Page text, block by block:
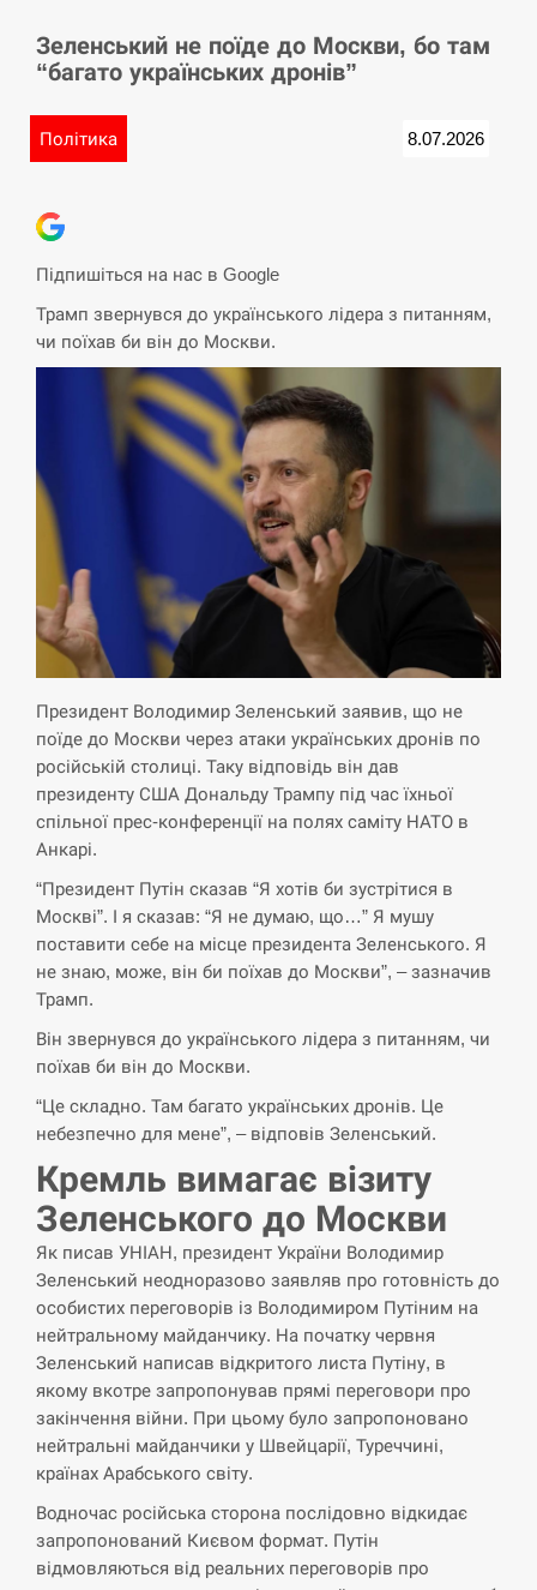
15:40
У Німеччині удар блискавки розділив навпіл
місто в Баварії
СЕРПЕНЬ
СЕРПЕНЬ
15:10
Іспанія попросила партнерів не критикувати
Марокко через міграційну кризу –…
СЕРПЕНЬ
15:00
РФ провела новий раунд таємних зустрічей з
Європою щодо війни…
СЕРПЕНЬ
14:53
Экс-послу в США Стефанишиной вручили новое
подозрение и избирают меру…
СЕРПЕНЬ
14:40
У Росії розгортається ракетний підрозділ КНДР –
Reuters
СЕРПЕНЬ
14:23
хотя у партнеров они…
СЕРПЕНЬ
У Румунії затоплять чотири баржі для
В Москве пожаловались на “кратный рост” атак
СЕРПЕНЬ
13:40
Біля українського літака в аеропорту Лейпцига
виявили дрон, ймовірно, з…
СЕРПЕНЬ
13:23
“Они должны быть уничтожены”: в МИДе
ответили, как отреагируют на…
СЕРПЕНЬ
13:10
Тайвань проводить найбільші військові
навчання на тлі загрози вторгнення з…
Зеленський не поїде до Москви, бо там
“багато українських дронів”
Політика 8.07.2026
Підпишіться на нас в Google
Трамп звернувся до українського лідера з питанням,
чи поїхав би він до Москви.
Президент Володимир Зеленський заявив, що не
поїде до Москви через атаки українських дронів по
російській столиці. Таку відповідь він дав
президенту США Дональду Трампу під час їхньої
спільної прес-конференції на полях саміту НАТО в
Анкарі.
“Президент Путін сказав “Я хотів би зустрітися в
Москві”. І я сказав: “Я не думаю, що…” Я мушу
поставити себе на місце президента Зеленського. Я
не знаю, може, він би поїхав до Москви”, – зазначив
Трамп.
Він звернувся до українського лідера з питанням, чи
поїхав би він до Москви.
“Це складно. Там багато українських дронів. Це
небезпечно для мене”, – відповів Зеленський.
Кремль вимагає візиту
Зеленського до Москви
Як писав УНІАН, президент України Володимир
Зеленський неодноразово заявляв про готовність до
особистих переговорів із Володимиром Путіним на
нейтральному майданчику. На початку червня
Зеленський написав відкритого листа Путіну, в
якому вкотре запропонував прямі переговори про
закінчення війни. При цьому було запропоновано
нейтральні майданчики у Швейцарії, Туреччині,
країнах Арабського світу.
Водночас російська сторона послідовно відкидає
запропонований Києвом формат. Путін
відмовляються від реальних переговорів про